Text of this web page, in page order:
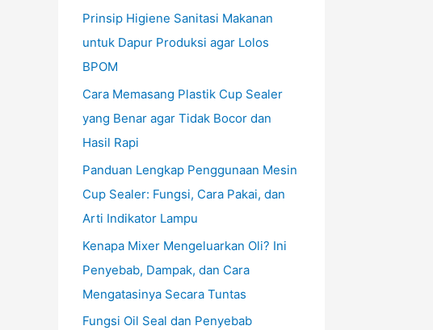
Prinsip Higiene Sanitasi Makanan
untuk Dapur Produksi agar Lolos
BPOM
Cara Memasang Plastik Cup Sealer
yang Benar agar Tidak Bocor dan
Hasil Rapi
Panduan Lengkap Penggunaan Mesin
Cup Sealer: Fungsi, Cara Pakai, dan
Arti Indikator Lampu
Kenapa Mixer Mengeluarkan Oli? Ini
Penyebab, Dampak, dan Cara
Mengatasinya Secara Tuntas
Fungsi Oil Seal dan Penyebab